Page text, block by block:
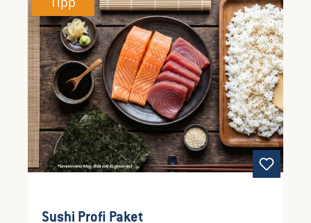
Seafood Deluxe Platte für 4 Personen ist ideal
für alle, die hochwertige Meeresfrüchte online
kaufen möchten und dabei Wert auf Frische,
Komfort und besondere Qualität legen. Ob als
exklusive Hauptspeise oder als Highlight eines
besonderen Menüs – dieses Bundle bringt
stilvollen Seafood-Genuss direkt zu Ihnen nach
Hause.
Sushi Profi Paket